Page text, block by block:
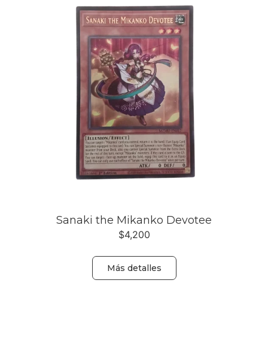
Sanaki the Mikanko Devotee
$4,200
Más detalles